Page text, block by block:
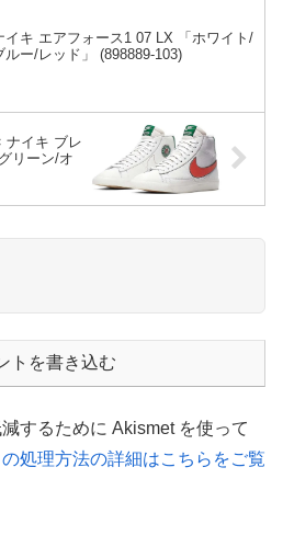
イキ エアフォース1 07 LX 「ホワイト/
ルー/レッド」 (898889-103)
ナイキ ブレ
リーン/オ
トを書き込む
するために Akismet を使って
処理方法の詳細はこちらをご覧